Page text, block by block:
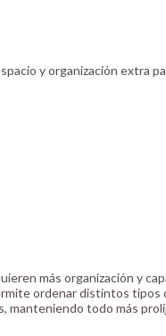
y organización extra
más organización y
ordenar distintos
manteniendo todo más